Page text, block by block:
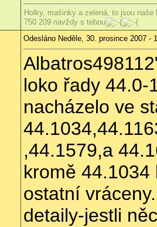
Holky, mašinky a zelená, to jsou naše
750 209 navždy s tebou
Odesláno Neděle, 30. prosince 2007 -
loko řady 44.0-
nacházelo ve
,44.1579,a
kromě
ostatní
detaily-jestli